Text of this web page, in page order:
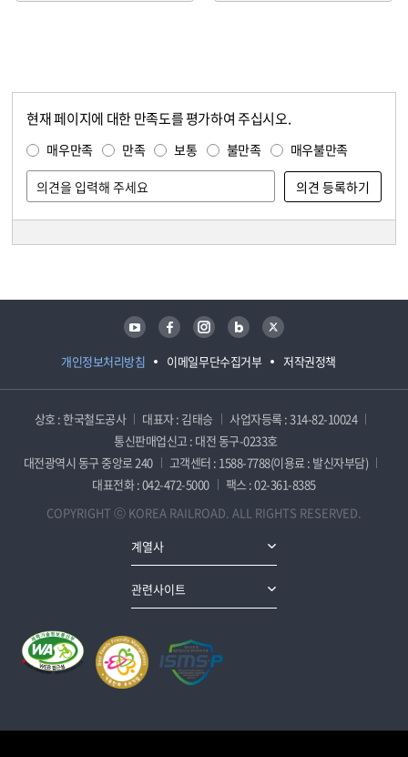
현재 페이지에 대한 만족도를 평가하여 주십시오.
매우만족 만족 보통 불만족 매우불만족
개인정보처리방침 이메일무단수집거부 저작권정책
유튜브 페이스북 인스타그램 블로그 트위터
상호 : 한국철도공사 대표자 : 김태승
사업자등록 : 314-82-10024
통신판매업신고 : 대전 동구-0233호
대전광역시 동구 중앙로 240
고객센터 : 1588-7788(이용료 : 발신자부담)
대표전화 : 042-472-5000
팩스 : 02-361-8385
COPYRIGHT ⓒ KOREA RAILROAD. ALL RIGHTS RESERVED.
계열사
관련사이트